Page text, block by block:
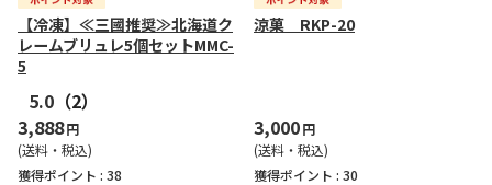
【冷凍】≪三國推奨≫北海道ク
レームブリュレ5個セットMMC-
5
5.0 （2）
3,888円
(送料・税込)
獲得ポイント : 38
涼菓 RKP-20
3,000円
(送料・税込)
獲得ポイント : 30